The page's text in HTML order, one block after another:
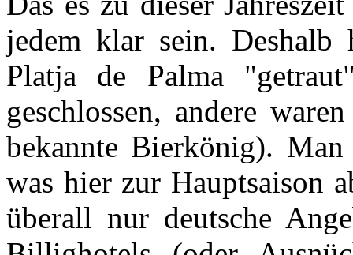
jedem klar sein.
Platja de Palma
geschlossen, andere
bekannte Bierkönig).
was hier zur Hauptsaison
überall nur deutsche